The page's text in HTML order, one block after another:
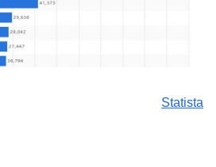
Statista